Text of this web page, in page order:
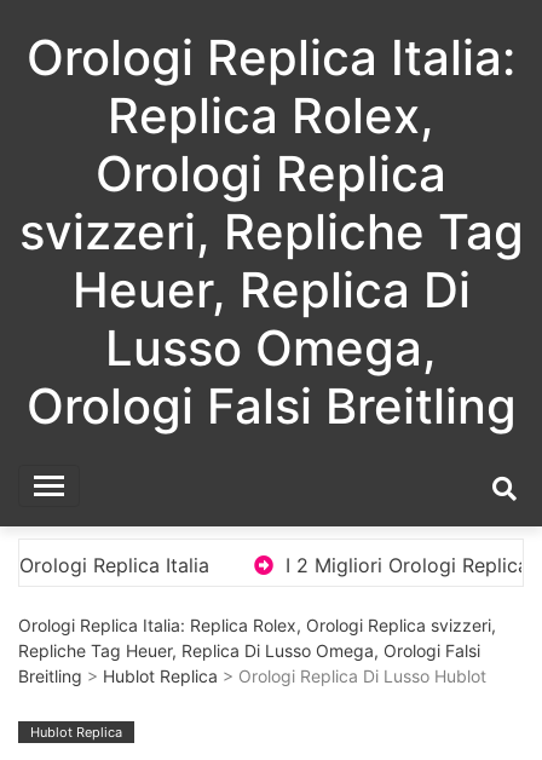
content
Orologi Replica Italia:
Replica Rolex,
Orologi Replica
svizzeri, Repliche Tag
Heuer, Replica Di
Lusso Omega,
Orologi Falsi Breitling
Italia I 2 Migliori Orologi Replica Di Lusso
Orologi Replica Italia: Replica Rolex, Orologi Replica svizzeri,
Repliche Tag Heuer, Replica Di Lusso Omega, Orologi Falsi
Breitling > Hublot Replica > Orologi Replica Di Lusso Hublot
Hublot Replica